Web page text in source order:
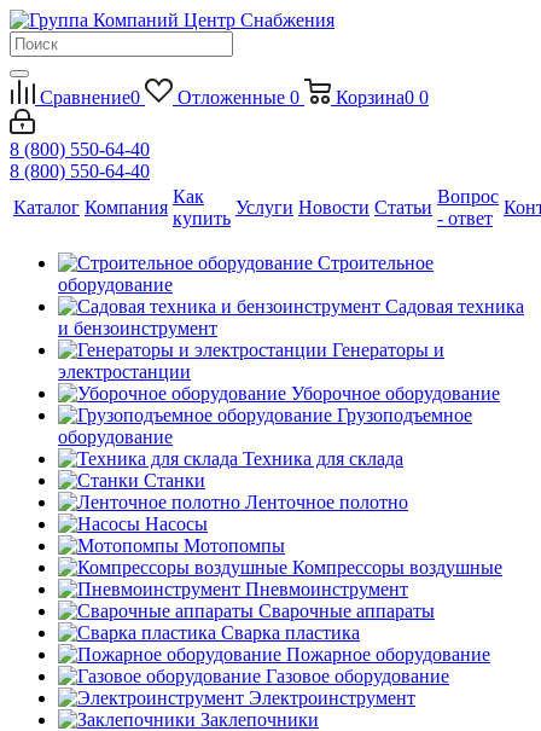
Сравнение0 Отложенные 0 Корзина0 0
8 (800) 550-64-40
8 (800) 550-64-40
Каталог Компания
Как
купить
Услуги Новости Статьи
Вопрос
- ответ
Строительное
оборудование
Садовая техника
и бензоинструмент
Генераторы и
электростанции
Уборочное оборудование
Грузоподъемное
оборудование
Техника для склада
Станки
Ленточное полотно
Насосы
Мотопомпы
Компрессоры воздушные
Пневмоинструмент
Сварочные аппараты
Сварка пластика
Пожарное оборудование
Газовое оборудование
Электроинструмент
Заклепочники